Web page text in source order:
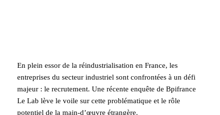
En plein essor de la réindustrialisation en France, les
entreprises du secteur industriel sont confrontées à un défi
majeur : le recrutement. Une récente enquête de Bpifrance
Le Lab lève le voile sur cette problématique et le rôle
potentiel de la main-d’œuvre étrangère.